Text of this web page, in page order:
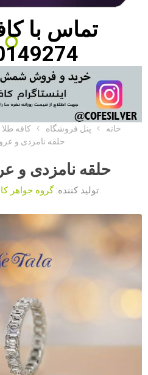
تماس با
خانه پنل فروشگاه کافه طلا
حلقه نامزدی و عروسی
حلقه نامزدی و
تولید کننده: گروه جواهر